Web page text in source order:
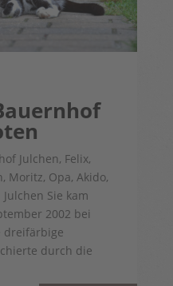
Julchen, Felix,
Moritz, Opa, Akido,
Sie kam
2002 bei
dreifärbige
durch die